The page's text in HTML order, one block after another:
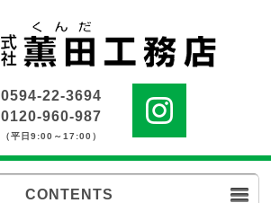
0594-22-3694
0120-960-987
（平日9:00～17:00）
CONTENTS